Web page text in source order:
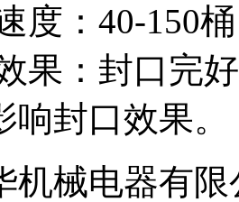
：40-150
：封口完
封口效果。
机械电器有